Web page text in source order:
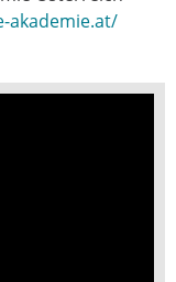
akademie.at/